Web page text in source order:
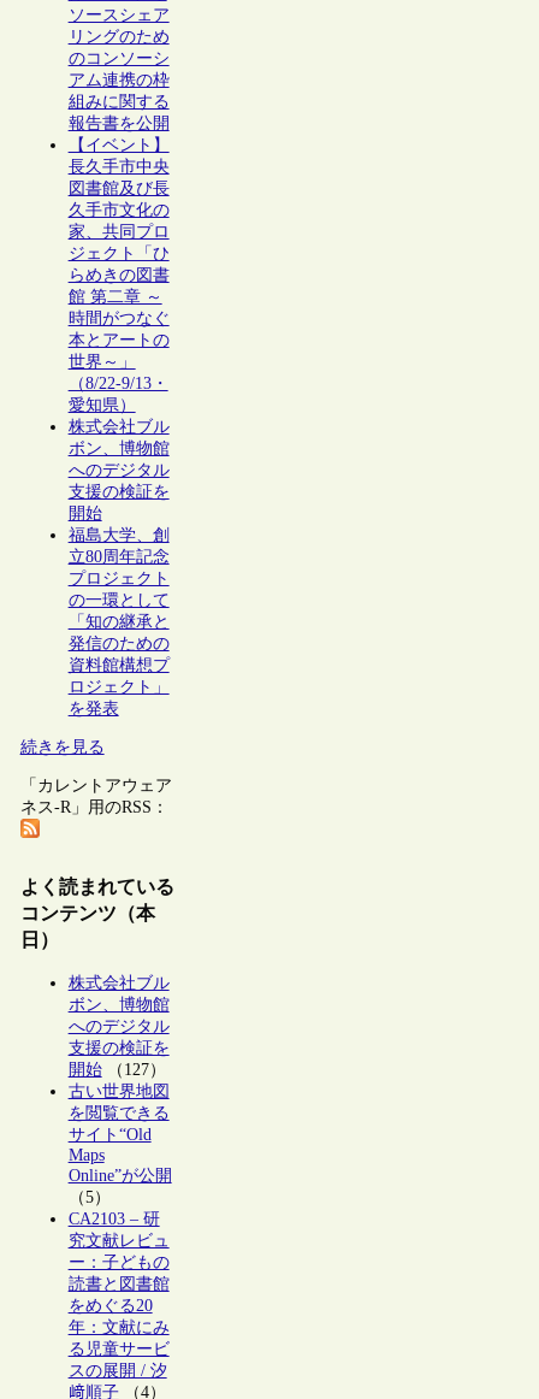
ソースシェア
リングのため
のコンソーシ
アム連携の枠
組みに関する
報告書を公開
【イベント】
長久手市中央
図書館及び長
久手市文化の
家、共同プロ
ジェクト「ひ
らめきの図書
館 第二章 ～
時間がつなぐ
本とアートの
世界～」
（8/22-9/13・
愛知県）
株式会社ブル
ボン、博物館
へのデジタル
支援の検証を
開始
福島大学、創
立80周年記念
プロジェクト
の一環として
「知の継承と
発信のための
資料館構想プ
ロジェクト」
を発表
続きを見る
「カレントアウェア
ネス-R」用のRSS：
よく読まれている
コンテンツ（本
日）
株式会社ブル
ボン、博物館
へのデジタル
支援の検証を
開始（127）
古い世界地図
を閲覧できる
サイト“Old
Maps
Online”が公開
（5）
CA2103 – 研
究文献レビュ
ー：子どもの
読書と図書館
をめぐる20
年：文献にみ
る児童サービ
スの展開 / 汐
﨑順子（4）